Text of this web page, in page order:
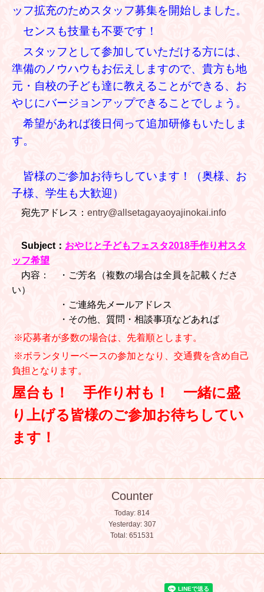
ッフ拡充のためスタッフ募集を開始しました。
センスも技量も不要です！
スタッフとして参加していただける方には、
準備のノウハウもお伝えしますので、貴方も地
元・自校の子ども達に教えることができる、お
やじにバージョンアップできることでしょう。
希望があれば後日伺って追加研修もいたしま
す。
皆様のご参加お待ちしています！（奥様、お
子様、学生も大歓迎）
宛先アドレス： entry@allsetagayaoyajinokai.info
Subject： おやじと子どもフェスタ2018手作り村スタ
ッフ希望
内容：
・ご芳名（複数の場合は全員を記載くださ
い）
・ご連絡先メールアドレス
・その他、質問・相談事項などあれば
※応募者が多数の場合は、先着順とします。
※ボランタリーベースの参加となり、交通費を含め自己
負担となります。
屋台も！ 手作り村も！ 一緒に盛
り上げる皆様のご参加お待ちしてい
ます！
Counter
Today: 814
Yesterday: 307
Total: 651531